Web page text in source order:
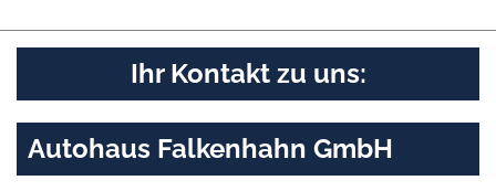
Ihr Kontakt zu uns:
Autohaus Falkenhahn GmbH